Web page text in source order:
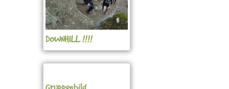
DOWNHILL !!!!
Gruppenbild